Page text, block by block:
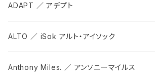
ADAPT ／ アデプト
ALTO ／ iSok アルト・アイソック
Anthony Miles. ／ アンソニーマイルス